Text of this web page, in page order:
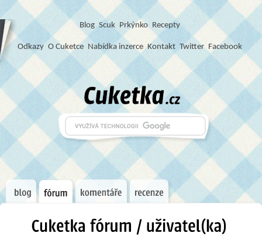
Blog Scuk Prkýnko Recepty
Odkazy O Cuketce Nabídka inzerce Kontakt Twitter Facebook